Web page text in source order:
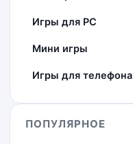
Игры для PC
Мини игры
Игры для телефона
ПОПУЛЯРНОЕ